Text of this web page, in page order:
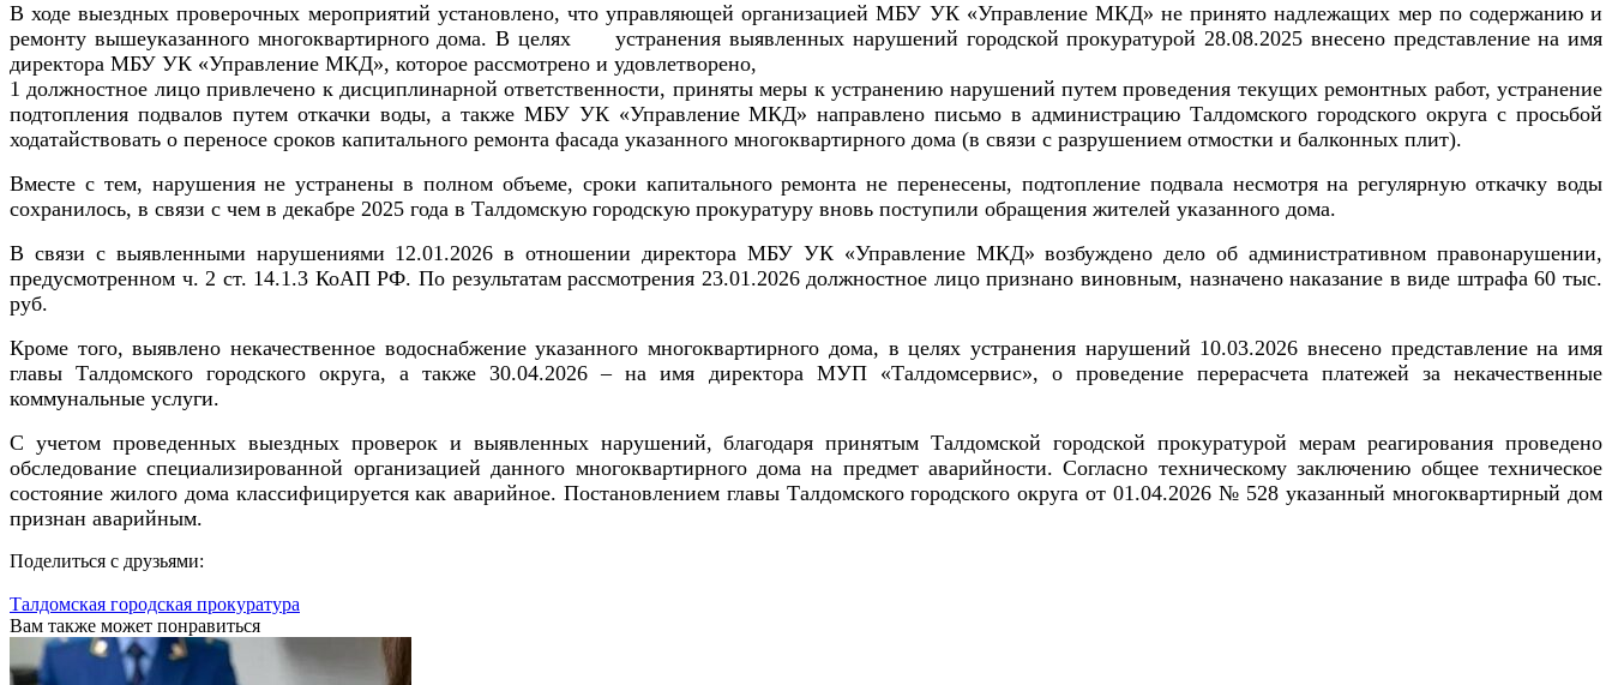
В ходе выездных проверочных мероприятий установлено, что управляющей организацией МБУ УК «Управление МКД» не принято надлежащих мер по содержанию и
ремонту вышеуказанного многоквартирного дома. В целях
устранения выявленных нарушений городской прокуратурой 28.08.2025 внесено представление на имя
директора МБУ УК «Управление МКД», которое рассмотрено и удовлетворено,
1 должностное лицо привлечено к дисциплинарной ответственности, приняты меры к устранению нарушений путем проведения текущих ремонтных работ, устранение
подтопления подвалов путем откачки воды, а также МБУ УК «Управление МКД» направлено письмо в администрацию Талдомского городского округа с просьбой
ходатайствовать о переносе сроков капитального ремонта фасада указанного многоквартирного дома (в связи с разрушением отмостки и балконных плит).
Вместе с тем, нарушения не устранены в полном объеме, сроки капитального ремонта не перенесены, подтопление подвала несмотря на регулярную откачку воды
сохранилось, в связи с чем в декабре 2025 года в Талдомскую городскую прокуратуру вновь поступили обращения жителей указанного дома.
В связи с выявленными нарушениями 12.01.2026 в отношении директора МБУ УК «Управление МКД» возбуждено дело об административном правонарушении,
предусмотренном ч. 2 ст. 14.1.3 КоАП РФ. По результатам рассмотрения 23.01.2026 должностное лицо признано виновным, назначено наказание в виде штрафа 60 тыс.
руб.
Кроме того, выявлено некачественное водоснабжение указанного многоквартирного дома, в целях устранения нарушений 10.03.2026 внесено представление на имя
главы Талдомского городского округа, а также 30.04.2026 – на имя директора МУП «Талдомсервис», о проведение перерасчета платежей за некачественные
коммунальные услуги.
С учетом проведенных выездных проверок и выявленных нарушений, благодаря принятым Талдомской городской прокуратурой мерам реагирования проведено
обследование специализированной организацией данного многоквартирного домана предмет аварийности. Согласно техническому заключению общее техническое
состояние жилого дома классифицируется как аварийное. Постановлением главы Талдомского городского округа от 01.04.2026 № 528 указанный многоквартирный дом
признан аварийным.
Поделиться с друзьями:
Талдомская городская прокуратура
Вам также может понравиться